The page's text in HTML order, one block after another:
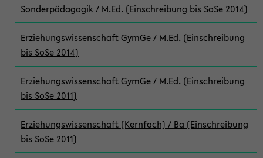
Sonderpädagogik / M.Ed. (Einschreibung bis SoSe 2014)
Erziehungswissenschaft GymGe / M.Ed. (Einschreibung
bis SoSe 2014)
Erziehungswissenschaft GymGe / M.Ed. (Einschreibung
bis SoSe 2011)
Erziehungswissenschaft (Kernfach) / Ba (Einschreibung
bis SoSe 2011)